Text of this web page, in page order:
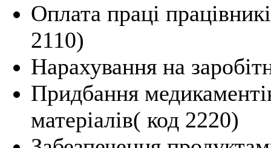
Оплата праці
2110)
Нарахування на
Придбання
матеріалів( код 2220)